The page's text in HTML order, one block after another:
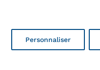
Personnaliser